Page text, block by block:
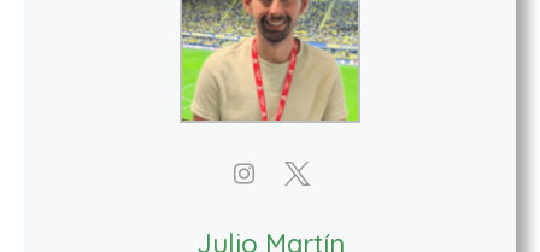
Julio Martín